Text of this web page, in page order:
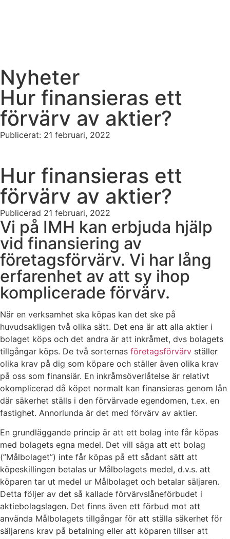
Nyheter
Hur finansieras ett
förvärv av aktier?
Publicerat: 21 februari, 2022
Hur finansieras ett
förvärv av aktier?
Publicerad 21 februari, 2022
Vi på IMH kan erbjuda hjälp
vid finansiering av
företagsförvärv. Vi har lång
erfarenhet av att sy ihop
komplicerade förvärv.
När en verksamhet ska köpas kan det ske på
huvudsakligen två olika sätt. Det ena är att alla aktier i
bolaget köps och det andra är att inkråmet, dvs bolagets
tillgångar köps. De två sorternas företagsförvärv ställer
olika krav på dig som köpare och ställer även olika krav
på oss som finansiär. En inkråmsöverlåtelse är relativt
okomplicerad då köpet normalt kan finansieras genom lån
där säkerhet ställs i den förvärvade egendomen, t.ex. en
fastighet. Annorlunda är det med förvärv av aktier.
En grundläggande princip är att ett bolag inte får köpas
med bolagets egna medel. Det vill säga att ett bolag
(”Målbolaget”) inte får köpas på ett sådant sätt att
köpeskillingen betalas ur Målbolagets medel, d.v.s. att
köparen tar ut medel ur Målbolaget och betalar säljaren.
Detta följer av det så kallade förvärvslåneförbudet i
aktiebolagslagen. Det finns även ett förbud mot att
använda Målbolagets tillgångar för att ställa säkerhet för
säljarens krav på betalning eller att köparen tillser att